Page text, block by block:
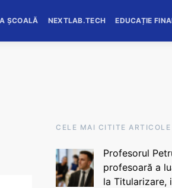
ȘCOALĂ NEXTLAB.TECH EDUCAȚIE
CELE MAI CITITE ARTICOLE
Profesorul
profesoară a
la Titularizare,